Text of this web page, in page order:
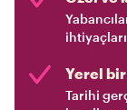
Yerel
Tarihi